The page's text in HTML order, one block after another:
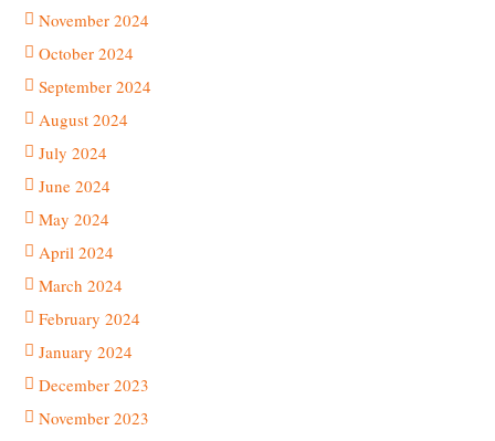
November 2024
October 2024
September 2024
August 2024
July 2024
June 2024
May 2024
April 2024
March 2024
February 2024
January 2024
December 2023
November 2023